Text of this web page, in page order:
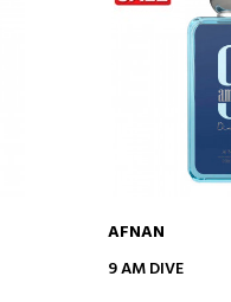
DODAJ DO
AFNAN
9 AM DIVE